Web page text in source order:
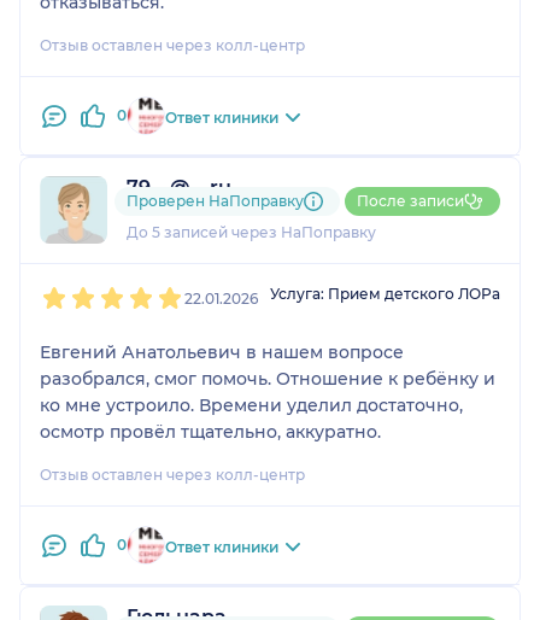
Отзыв оставлен через колл-центр
0 Ответ клиники
79....@....ru
1 отзыв
До 5 записей через НаПоправку
Проверен НаПоправку После записи
22.01.2026 Услуга: Прием детского ЛОРа
Евгений Анатольевич в нашем вопросе
разобрался, смог помочь. Отношение к ребёнку и
ко мне устроило. Времени уделил достаточно,
осмотр провёл тщательно, аккуратно.
Отзыв оставлен через колл-центр
0 Ответ клиники